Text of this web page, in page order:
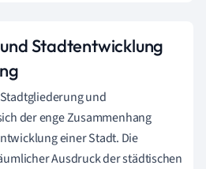
Stadtentwicklung
und
der enge Zusammenhang
einer Stadt. Die
Ausdruck der städtischen